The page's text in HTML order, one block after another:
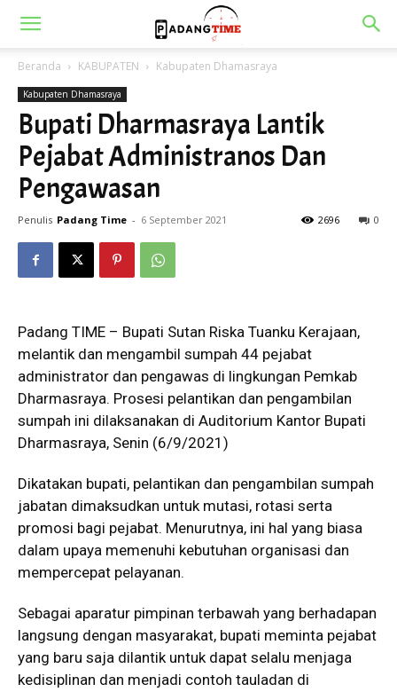
Beranda KABUPATEN Kabupaten Dhamasraya
Kabupaten Dhamasraya
Bupati Dharmasraya Lantik
Pejabat Administranos Dan
Pengawasan
Penulis Padang Time - 6 September 2021 0
2696
Padang TIME – Bupati Sutan Riska Tuanku Kerajaan,
melantik dan mengambil sumpah 44 pejabat
administrator dan pengawas di lingkungan Pemkab
Dharmasraya. Prosesi pelantikan dan pengambilan
sumpah ini dilaksanakan di Auditorium Kantor Bupati
Dharmasraya, Senin (6/9/2021)
Dikatakan bupati, pelantikan dan pengambilan sumpah
jabatan dimaksudkan untuk mutasi, rotasi serta
promosi bagi pejabat. Menurutnya, ini hal yang biasa
dalam upaya memenuhi kebutuhan organisasi dan
mempercepat pelayanan.
Sebagai aparatur pimpinan terbawah yang berhadapan
langsung dengan masyarakat, bupati meminta pejabat
yang baru saja dilantik untuk dapat selalu menjaga
kedisiplinan dan menjadi contoh tauladan di